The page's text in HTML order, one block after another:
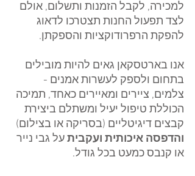
למכירה, לקבל הזמנות ותשלום, אולם
לצד תפעול החנות תצטרכו לדאוג
להפקת הרפרודוקציות והספקתן.
אנו בארטסקאן גאים להיות מובילים
בתחום ולספק לעשרות אמנים -
צלמים, ציירים ומאיירים כאחד, תמיכה
הכוללת טיפול יעיל ומשתלם ביצירת
קבצים דיגיטליים (בסריקה או בצילום)
והדפסה איכותית ועקבית על גבי נייר
או קנבס כמעט בכל גודל.